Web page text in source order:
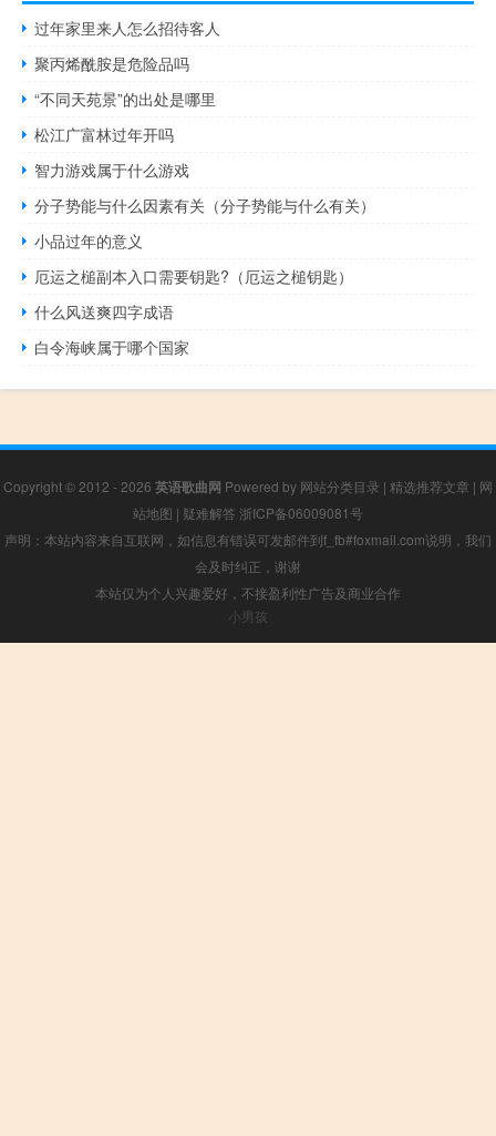
过年家里来人怎么招待客人
聚丙烯酰胺是危险品吗
“不同天苑景”的出处是哪里
松江广富林过年开吗
智力游戏属于什么游戏
分子势能与什么因素有关（分子势能与什么有关）
小品过年的意义
厄运之槌副本入口需要钥匙?（厄运之槌钥匙）
什么风送爽四字成语
白令海峡属于哪个国家
Copyright © 2012 - 2026 英语歌曲网 Powered by 网站分类目录 | 精选推荐文章 | 网
站地图 | 疑难解答 浙ICP备06009081号
声明：本站内容来自互联网，如信息有错误可发邮件到f_fb#foxmail.com说明，我们
会及时纠正，谢谢
本站仅为个人兴趣爱好，不接盈利性广告及商业合作
小男孩